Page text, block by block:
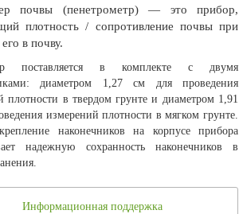
почвы (пенетрометр) — это прибор,
плотность / сопротивление почвы при
в почву.
поставляется в комплекте с двумя
диаметром 1,27 см для проведения
плотности в твердом грунте и диаметром 1,91
измерений плотности в мягком грунте.
наконечников на корпусе прибора
надежную сохранность наконечников в
Информационная поддержка